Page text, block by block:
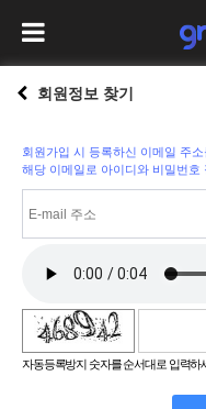
회원정보 찾기
회원가입 시 등록하신 이메일 주소
해당 이메일로 아이디와 비밀번호
자동등록방지 숫자를 순서대로 입력하